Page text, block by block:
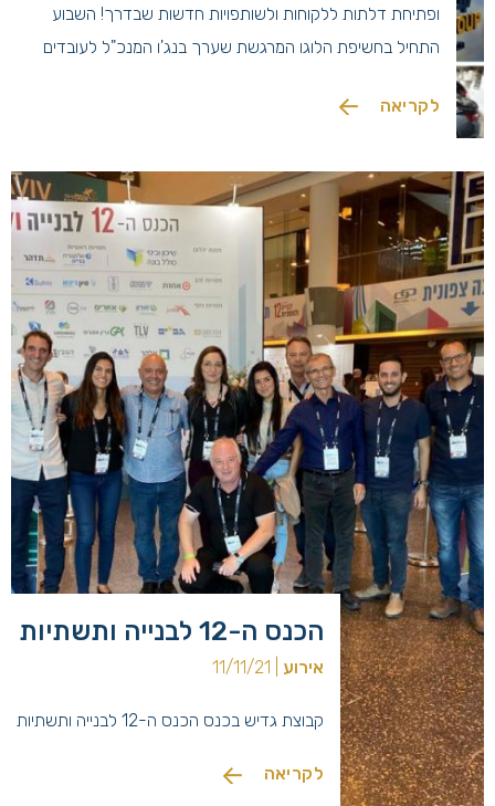
ופתיחת דלתות ללקוחות ולשותפויות חדשות שבדרך! השבוע
התחיל בחשיפת הלוגו המרגשת שערך בנג'ו המנכ"ל לעובדים
יחד איתנו. במקביל דאגנו להחלפת השלטים במשרדים ובאתרים,
לקריאה
הכנס ה-12 לבנייה ותשתיות
אירוע
קבוצת גדיש בכנס הכנס ה-12 לבנייה ותשתיות
לקריאה